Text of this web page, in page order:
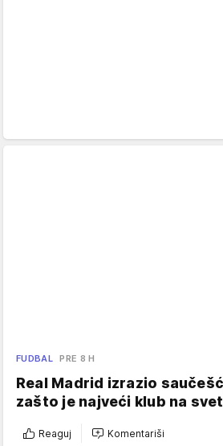
FUDBAL PRE 8 H
Real Madrid izrazio
zašto je najveći klub na
Reaguj Komentariši